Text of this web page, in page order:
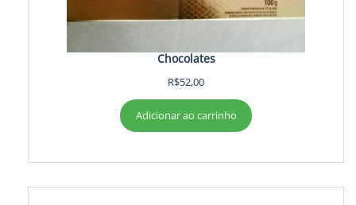
Chocolates
R$52,00
Adicionar ao carrinho